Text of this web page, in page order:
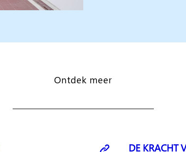
Ontdek meer
DE KRACHT